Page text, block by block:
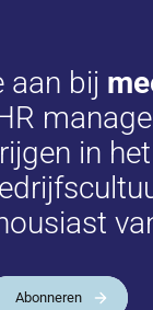
aan bij
in
Abonneren